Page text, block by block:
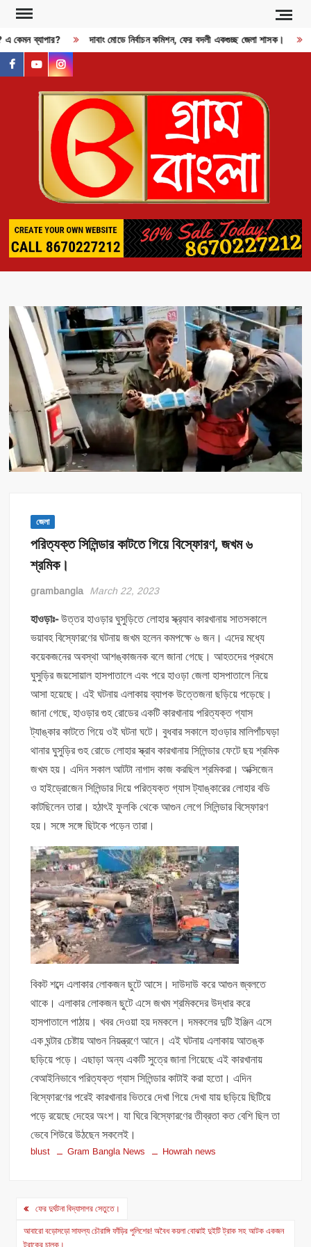
Skip
content
এ কেমন ব্যাপার? দাবাং মোডে নির্বাচন কমিশন, ফের বদলী একগুচ্ছ জেলা শাসক।
facebook
youtubeinstagram
জেলা
পরিত্যক্ত সিলিন্ডার কাটতে গিয়ে বিস্ফোরণ, জখম ৬
শ্রমিক।
grambangla March 22, 2023
হাওড়াঃ-উত্তর হাওড়ার ঘুসুড়িতে লোহার স্ক্র‍্যাব কারখানায় সাতসকালে
ভয়াবহ বিস্ফোরণের ঘটনায় জখম হলেন কমপক্ষে ৬ জন। এদের মধ্যে
কয়েকজনের অবস্থা আশঙ্কাজনক বলে জানা গেছে। আহতদের প্রথমে
ঘুসুড়ির জয়সোয়াল হাসপাতালে এবং পরে হাওড়া জেলা হাসপাতালে নিয়ে
আসা হয়েছে। এই ঘটনায় এলাকায় ব্যাপক উত্তেজনা ছড়িয়ে পড়েছে।
জানা গেছে, হাওড়ার গুহ রোডের একটি কারখানায় পরিত্যক্ত গ্যাস
ট্যাঙ্কার কাটতে গিয়ে ওই ঘটনা ঘটে। বুধবার সকালে হাওড়ার মালিপাঁচঘড়া
থানার ঘুসুড়ির গুহ রোডে লোহার স্ক্রাব কারখানায় সিলিন্ডার ফেটে ছয় শ্রমিক
জখম হয়। এদিন সকাল আটটা নাগাদ কাজ করছিল শ্রমিকরা। অক্সিজেন
ও হাইড্রোজেন সিলিন্ডার দিয়ে পরিত্যক্ত গ্যাস ট্যাঙ্কারের লোহার বডি
কাটছিলেন তারা। হঠাৎই ফুলকি থেকে আগুন লেগে সিলিন্ডার বিস্ফোরণ
হয়। সঙ্গে সঙ্গে ছিটকে পড়েন তারা।
বিকট শব্দে এলাকার লোকজন ছুটে আসে। দাউদাউ করে আগুন জ্বলতে
থাকে। এলাকার লোকজন ছুটে এসে জখম শ্রমিকদের উদ্ধার করে
হাসপাতালে পাঠায়। খবর দেওয়া হয় দমকলে। দমকলের দুটি ইঞ্জিন এসে
এক ঘন্টার চেষ্টায় আগুন নিয়ন্ত্রণে আনে। এই ঘটনায় এলাকায় আতঙ্ক
ছড়িয়ে পড়ে। এছাড়া অন্য একটি সুত্রে জানা গিয়েছে এই কারখানায়
বেআইনিভাবে পরিত্যক্ত গ্যাস সিলিন্ডার কাটাই করা হতো। এদিন
বিস্ফোরণের পরেই কারখানার ভিতরে দেখা গিয়ে দেখা যায় ছড়িয়ে ছিটিয়ে
পড়ে রয়েছে দেহের অংশ। যা ঘিরে‌ বিস্ফোরণের তীব্রতা কত বেশি ছিল তা
ভেবে শিউরে উঠছেন সকলেই।
blust Gram Bangla News Howrah news
Post
navigation
ফের দুর্ঘটনা বিদ্যাসাগর সেতুতে।
আবারো বড়োসড়ো সাফল্য চৌরাঙ্গি ফাঁড়ির পুলিশের! অবৈধ কয়লা বোঝাই দুইটি ট্রাক সহ আটক একজন
ট্রাকের চালক।